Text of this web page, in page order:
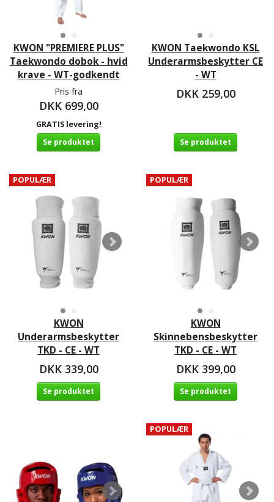
KWON "PREMIERE PLUS"
Taekwondo dobok - hvid
krave - WT-godkendt
Pris fra
DKK 699,00
GRATIS levering!
Se produktet
KWON Taekwondo KSL
Underarmsbeskytter CE
- WT
DKK 259,00
Se produktet
POPULÆR
KWON
Underarmsbeskytter
TKD - CE - WT
DKK 339,00
Se produktet
POPULÆR
KWON
Skinnebensbeskytter
TKD - CE - WT
DKK 399,00
Se produktet
POPULÆR